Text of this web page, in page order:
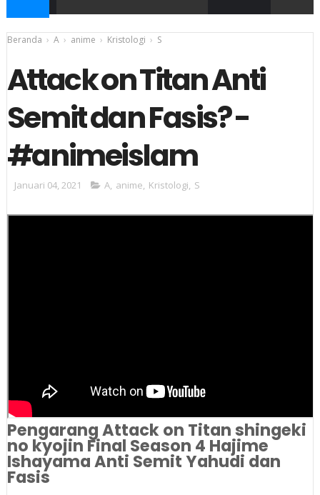
Beranda › A › anime › Kristologi › S
Attack on Titan Anti
Semit dan Fasis? -
#animeislam
Januari 04, 2021 A, anime Kristologi S
Pengarang Attack on Titan shingeki
no kyojin Final Season 4 Hajime
Ishayama Anti Semit Yahudi dan
Fasis